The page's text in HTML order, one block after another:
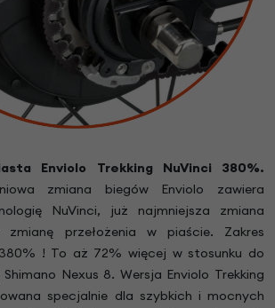
Enviolo Trekking NuVinci 380%.
zmiana biegów Enviolo zawiera
NuVinci, już najmniejsza zmiana
zmianę przełożenia w piaście. Zakres
! To aż 72% więcej w stosunku do
Nexus 8. Wersja Enviolo Trekking
specjalnie dla szybkich i mocnych